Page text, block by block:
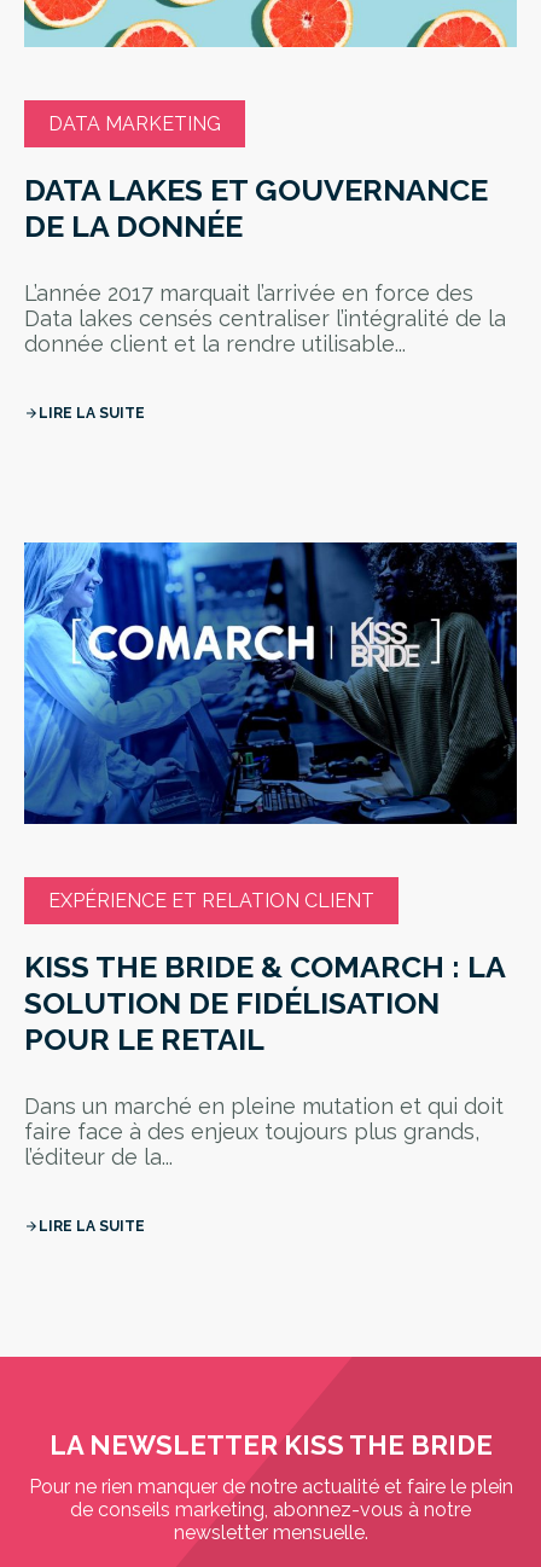
DATA MARKETING
DATA LAKES ET GOUVERNANCE
DE LA DONNÉE
L’année 2017 marquait l’arrivée en force des
Data lakes censés centraliser l’intégralité de la
donnée client et la rendre utilisable...
arrow_forward LIRE LA SUITE
EXPÉRIENCE ET RELATION CLIENT
KISS THE BRIDE & COMARCH : LA
SOLUTION DE FIDÉLISATION
POUR LE RETAIL
Dans un marché en pleine mutation et qui doit
faire face à des enjeux toujours plus grands,
l’éditeur de la...
arrow_forward LIRE LA SUITE
LA NEWSLETTER KISS THE BRIDE
Pour ne rien manquer de notre actualité et faire le plein
de conseils marketing, abonnez-vous à notre
newsletter mensuelle.